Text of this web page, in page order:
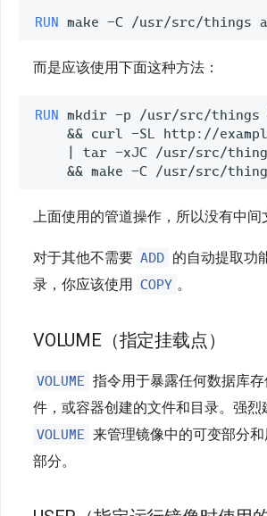
RUN
而是应该使用下面这种方法：
RUN mkdir -p /usr/src/things
&& curl -SL http://
| tar -xJC /usr/src/
&&
上面使用的管道操作，所以没有中间
对于其他不需要 ADD 的自动提取功
录，你应该使用 COPY 。
VOLUME（指定挂载点）
VOLUME 指令用于暴露任何数据库
件，或容器创建的文件和目录。强烈
VOLUME 来管理镜像中的可变部分
部分。